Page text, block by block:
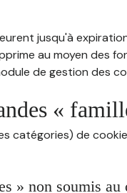
jusqu'à
au moyen des
de gestion des
«
catégories) de
» non soumis